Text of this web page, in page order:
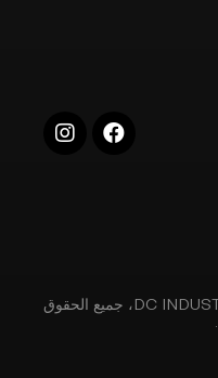
حقوق الطبع والنشر ©2024 DC INDUSTRIES، جميع الحقوق